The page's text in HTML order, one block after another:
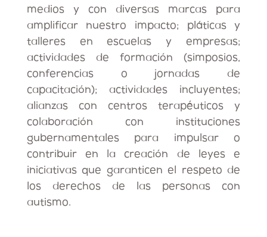
medios y con diversas marcas para
amplificar nuestro impacto; pláticas y
talleres en escuelas y empresas;
actividades de formación (simposios,
conferencias o jornadas de
capacitación); actividades incluyentes;
alianzas con centros terapéuticos y
colaboración con instituciones
gubernamentales para impulsar o
contribuir en la creación de leyes e
iniciativas que garanticen el respeto de
los derechos de las personas con
autismo.